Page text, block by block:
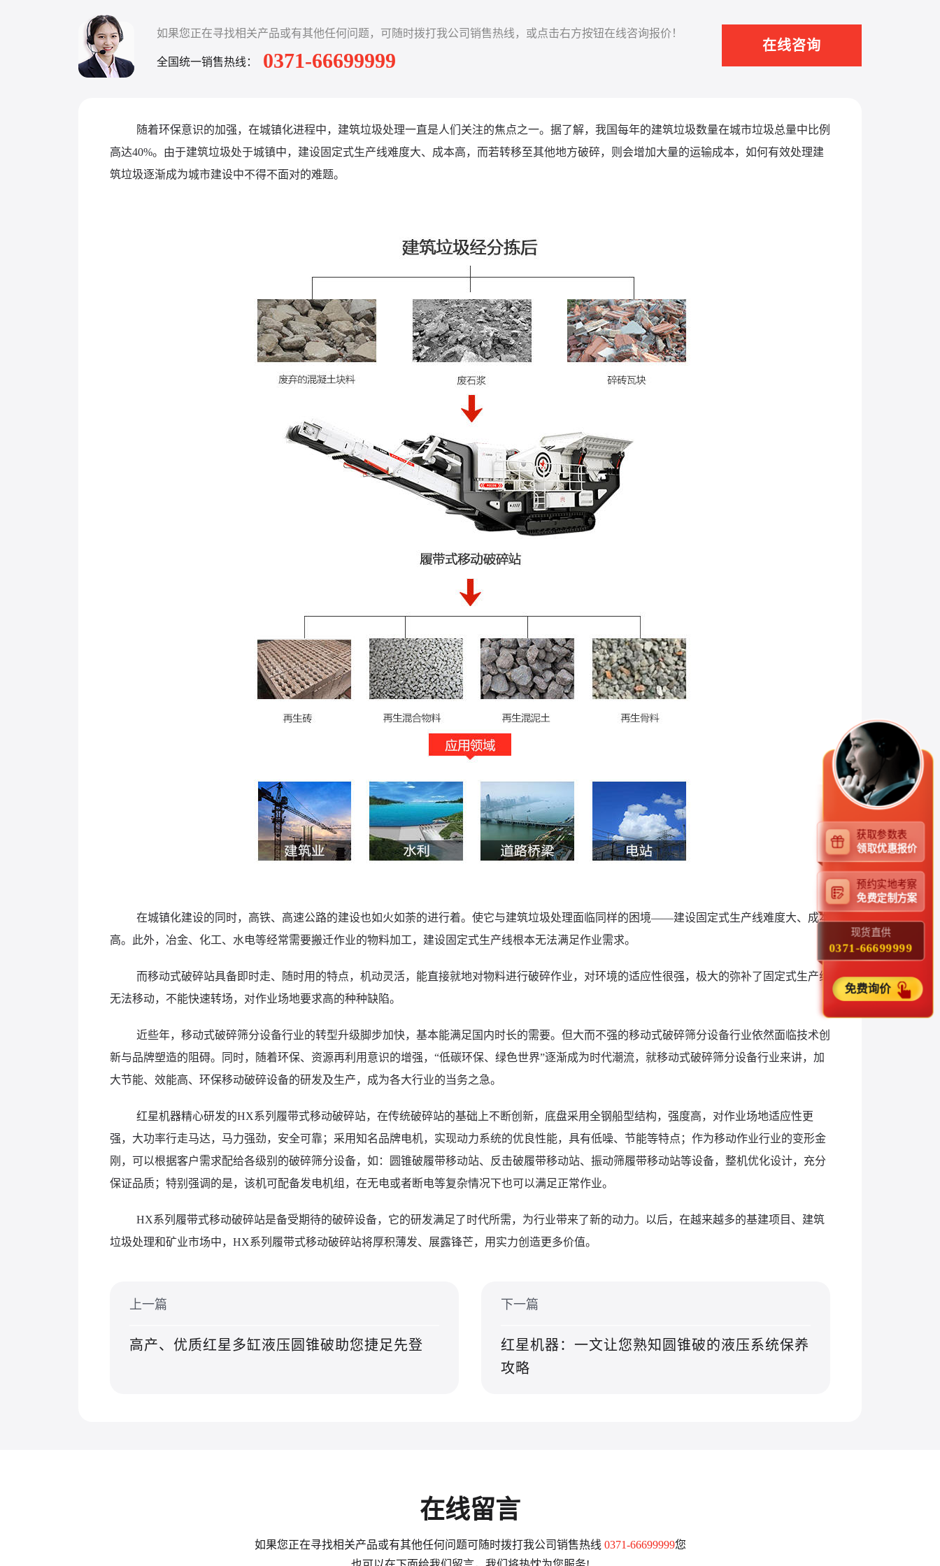
如果您正在寻找相关产品或有其他任何问题，可随时拨打我公司销售热线，或点击右方按钮在线咨询报价！
全国统一销售热线： 0371-66699999
在线咨询
随着环保意识的加强，在城镇化进程中，建筑垃圾处理一直是人们关注的焦点之一。据了解，我国每年的建筑垃圾数量在城市垃圾总量中比例
高达40%。由于建筑垃圾处于城镇中，建设固定式生产线难度大、成本高，而若转移至其他地方破碎，则会增加大量的运输成本，如何有效处理建
筑垃圾逐渐成为城市建设中不得不面对的难题。
在城镇化建设的同时，高铁、高速公路的建设也如火如荼的进行着。使它与建筑垃圾处理面临同样的困境——建设固定式生产线难度大、成本
高。此外，冶金、化工、水电等经常需要搬迁作业的物料加工，建设固定式生产线根本无法满足作业需求。
而移动式破碎站具备即时走、随时用的特点，机动灵活，能直接就地对物料进行破碎作业，对环境的适应性很强，极大的弥补了固定式生产线
无法移动，不能快速转场，对作业场地要求高的种种缺陷。
近些年，移动式破碎筛分设备行业的转型升级脚步加快，基本能满足国内时长的需要。但大而不强的移动式破碎筛分设备行业依然面临技术创
新与品牌塑造的阻碍。同时，随着环保、资源再利用意识的增强，“低碳环保、绿色世界”逐渐成为时代潮流，就移动式破碎筛分设备行业来讲，加
大节能、效能高、环保移动破碎设备的研发及生产，成为各大行业的当务之急。
红星机器精心研发的HX系列履带式移动破碎站，在传统破碎站的基础上不断创新，底盘采用全钢船型结构，强度高，对作业场地适应性更
强，大功率行走马达，马力强劲，安全可靠；采用知名品牌电机，实现动力系统的优良性能，具有低噪、节能等特点；作为移动作业行业的变形金
刚，可以根据客户需求配给各级别的破碎筛分设备，如：圆锥破履带移动站、反击破履带移动站、振动筛履带移动站等设备，整机优化设计，充分
保证品质；特别强调的是，该机可配备发电机组，在无电或者断电等复杂情况下也可以满足正常作业。
HX系列履带式移动破碎站是备受期待的破碎设备，它的研发满足了时代所需，为行业带来了新的动力。以后，在越来越多的基建项目、建筑
垃圾处理和矿业市场中，HX系列履带式移动破碎站将厚积薄发、展露锋芒，用实力创造更多价值。
上一篇
高产、优质红星多缸液压圆锥破助您捷足先登
下一篇
红星机器：一文让您熟知圆锥破的液压系统保养
攻略
在线留言
如果您正在寻找相关产品或有其他任何问题可随时拨打我公司销售热线 0371-66699999您
获取参数表
领取优惠报价
预约实地考察
免费定制方案
现货直供
0371-66699999
免费询价